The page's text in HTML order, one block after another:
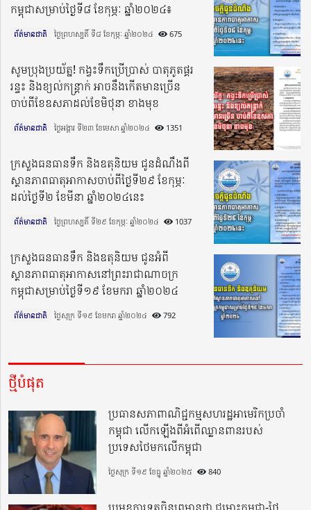
កម្ពុជាសម្រាប់ថ្ងៃទី៨ ខែកុម្ភៈ ឆ្នាំ២០២៤៖
ព័ត៌មានជាតិ ថ្ងៃព្រហស្បតិ៍ ទី៨ ខែកុម្ភៈ ឆ្នាំ២០២៤​ 675
សូមប្រុងប្រយ័ត្ន! កង្វះទឹកប្រើប្រាស់ បាតុភូតផ្គរ
រន្ទះ និងខ្យល់កន្ត្រាក់ អាចនឹងកើតមានច្រើន
ចាប់ពីខែឧសភាដល់ខែមិថុនា ខាងមុខ
ព័ត៌មានជាតិ ថ្ងៃអង្គារ ទី២៣ ខែមេសា ឆ្នាំ២០២៤​ 1351
ក្រសួងធនធានទឹក និងឧតុនិយម ជូនដំណឹងពី
ស្ថានភាពធាតុអាកាសចាប់ពីថ្ងៃទី២៩ ខែកុម្ភៈ
ដល់ថ្ងៃទី២ ខែមីនា ឆ្នាំ២០២៤នេះ
ព័ត៌មានជាតិ ថ្ងៃព្រហស្បតិ៍ ទី២៩ ខែកុម្ភៈ ឆ្នាំ២០២៤​ 1037
ក្រសួងធនធានទឹក និងឧតុនិយម ជូនអំពី
ស្ថានភាពធាតុអាកាសនៅព្រះរាជាណាចក្រ
កម្ពុជាសម្រាប់ថ្ងៃទី១៩ ខែមករា ឆ្នាំ២០២៤
ព័ត៌មានជាតិ ថ្ងៃសុក្រ ទី១៩ ខែមករា ឆ្នាំ២០២៤​ 792
ថ្មីបំផុត
ប្រធានសភាពាណិជ្ជកម្មសហរដ្ឋអាមេរិកប្រចាំ
កម្ពុជា លើកឡើងពីអំពើឈ្លានពានរបស់
ប្រទេសថៃមកលើកម្ពុជា
ថ្ងៃសុក្រ ទី១៩ ខែធ្នូ ឆ្នាំ២០២៥ 840